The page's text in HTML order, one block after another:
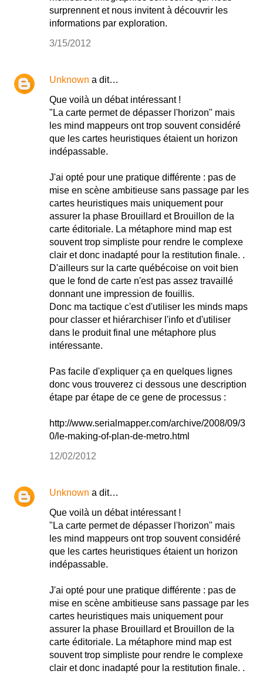
surprennent et nous invitent à découvrir les
informations par exploration.
3/15/2012
Unknown a dit…
Que voilà un débat intéressant !
"La carte permet de dépasser l'horizon" mais
les mind mappeurs ont trop souvent considéré
que les cartes heuristiques étaient un horizon
indépassable.
J'ai opté pour une pratique différente : pas de
mise en scène ambitieuse sans passage par les
cartes heuristiques mais uniquement pour
assurer la phase Brouillard et Brouillon de la
carte éditoriale. La métaphore mind map est
souvent trop simpliste pour rendre le complexe
clair et donc inadapté pour la restitution finale. .
D'ailleurs sur la carte québécoise on voit bien
que le fond de carte n'est pas assez travaillé
donnant une impression de fouillis.
Donc ma tactique c'est d'utiliser les minds maps
pour classer et hiérarchiser l'info et d'utiliser
dans le produit final une métaphore plus
intéressante.
Pas facile d'expliquer ça en quelques lignes
donc vous trouverez ci dessous une description
étape par étape de ce gene de processus :
http://www.serialmapper.com/archive/2008/09/3
0/le-making-of-plan-de-metro.html
12/02/2012
Unknown a dit…
Que voilà un débat intéressant !
"La carte permet de dépasser l'horizon" mais
les mind mappeurs ont trop souvent considéré
que les cartes heuristiques étaient un horizon
indépassable.
J'ai opté pour une pratique différente : pas de
mise en scène ambitieuse sans passage par les
cartes heuristiques mais uniquement pour
assurer la phase Brouillard et Brouillon de la
carte éditoriale. La métaphore mind map est
souvent trop simpliste pour rendre le complexe
clair et donc inadapté pour la restitution finale. .